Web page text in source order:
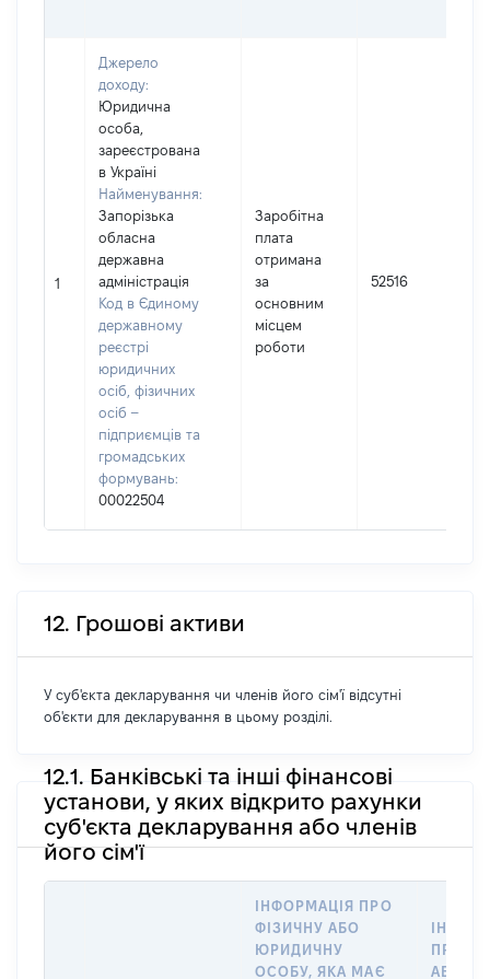
1
Джерело
доходу:
Юридична
особа,
зареєстрована
в Україні
Найменування:
Запорізька
обласна
державна
адміністрація
Код в Єдиному
державному
реєстрі
юридичних
осіб, фізичних
осіб –
підприємців та
громадських
формувань:
00022504
Заробітна
плата
отримана
за
основним
місцем
роботи
52516
12. Грошові активи
У суб'єкта декларування чи членів його сім'ї відсутні
об'єкти для декларування в цьому розділі.
12.1. Банківські та інші фінансові
установи, у яких відкрито рахунки
суб'єкта декларування або членів
його сім'ї
ІНФОРМАЦІЯ ПРО
ФІЗИЧНУ АБО
ЮРИДИЧНУ
ОСОБУ, ЯКА МАЄ
ПРО
АБО